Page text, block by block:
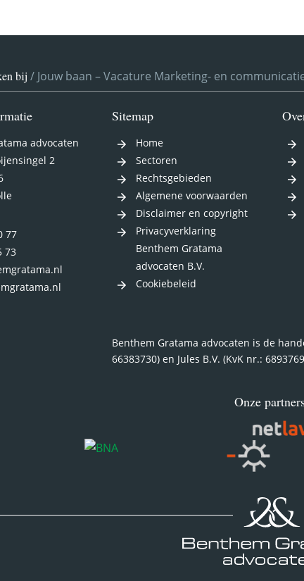
bij / Jouw baan – Vacature Marketing- en
advocaten
2
77
73
Sitemap
Home
Sectoren
Rechtsgebieden
Algemene voorwaarden
Disclaimer en copyright
Privacyverklaring
Benthem Gratama
advocaten B.V.
Cookiebeleid
Benthem Gratama advocaten is de
66383730) en Jules B.V. (KvK nr.:
Onze